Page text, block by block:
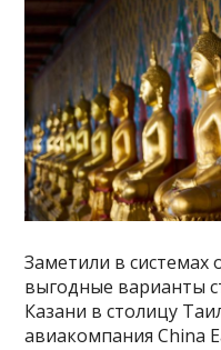
Заметили в
выгодные варианты
Казани в столицу
авиакомпания China